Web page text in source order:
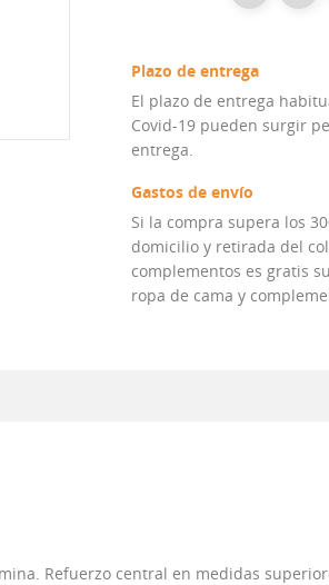
Plazo de entrega
El plazo de entrega
Covid-19 pueden surgir
entrega.
Gastos de envío
Si la compra supera los
domicilio y retirada del
complementos es gratis
ropa de cama y
Refuerzo central en medidas